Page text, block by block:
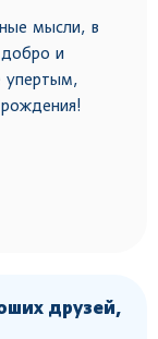
мысли, в
добро и
упертым,
друзей,